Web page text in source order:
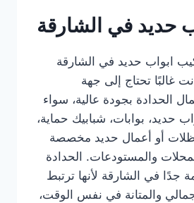
حديد في الشارقة
ابواب حديد في الشارقة
فأنت غالبًا تحتاج إلى جهة
الحدادة بجودة عالية، سواء
حديد، بوابات، شبابيك حماية،
أو أعمال حديد مخصصة
والمستودعات. الحدادة
جدًا في الشارقة لأنها ترتبط
والمتانة في نفس الوقت،